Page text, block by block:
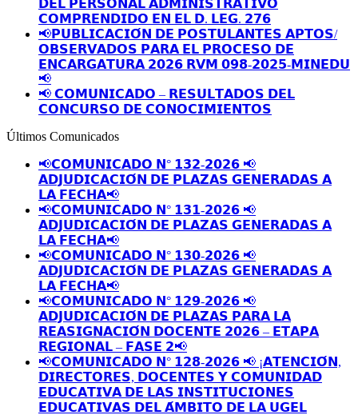
𝗗𝗘𝗟 𝗣𝗘𝗥𝗦𝗢𝗡𝗔𝗟 𝗔𝗗𝗠𝗜𝗡𝗜𝗦𝗧𝗥𝗔𝗧𝗜𝗩𝗢
𝗖𝗢𝗠𝗣𝗥𝗘𝗡𝗗𝗜𝗗𝗢 𝗘𝗡 𝗘𝗟 𝗗. 𝗟𝗘𝗚. 𝟮𝟳𝟲
📢𝗣𝗨𝗕𝗟𝗜𝗖𝗔𝗖𝗜𝗢́𝗡 𝗗𝗘 𝗣𝗢𝗦𝗧𝗨𝗟𝗔𝗡𝗧𝗘𝗦 𝗔𝗣𝗧𝗢𝗦/
𝗢𝗕𝗦𝗘𝗥𝗩𝗔𝗗𝗢𝗦 𝗣𝗔𝗥𝗔 𝗘𝗟 𝗣𝗥𝗢𝗖𝗘𝗦𝗢 𝗗𝗘
𝗘𝗡𝗖𝗔𝗥𝗚𝗔𝗧𝗨𝗥𝗔 𝟮𝟬𝟮𝟲 𝗥𝗩𝗠 𝟬𝟵𝟴-𝟮𝟬𝟮𝟱-𝗠𝗜𝗡𝗘𝗗𝗨
📢
📢 𝗖𝗢𝗠𝗨𝗡𝗜𝗖𝗔𝗗𝗢 – 𝗥𝗘𝗦𝗨𝗟𝗧𝗔𝗗𝗢𝗦 𝗗𝗘𝗟
𝗖𝗢𝗡𝗖𝗨𝗥𝗦𝗢 𝗗𝗘 𝗖𝗢𝗡𝗢𝗖𝗜𝗠𝗜𝗘𝗡𝗧𝗢𝗦
Últimos Comunicados
📢𝗖𝗢𝗠𝗨𝗡𝗜𝗖𝗔𝗗𝗢 𝗡° 𝟭𝟯𝟮-𝟮𝟬𝟮𝟲 📢
𝗔𝗗𝗝𝗨𝗗𝗜𝗖𝗔𝗖𝗜𝗢́𝗡 𝗗𝗘 𝗣𝗟𝗔𝗭𝗔𝗦 𝗚𝗘𝗡𝗘𝗥𝗔𝗗𝗔𝗦 𝗔
𝗟𝗔 𝗙𝗘𝗖𝗛𝗔📢
📢𝗖𝗢𝗠𝗨𝗡𝗜𝗖𝗔𝗗𝗢 𝗡° 𝟭𝟯𝟭-𝟮𝟬𝟮𝟲 📢
𝗔𝗗𝗝𝗨𝗗𝗜𝗖𝗔𝗖𝗜𝗢́𝗡 𝗗𝗘 𝗣𝗟𝗔𝗭𝗔𝗦 𝗚𝗘𝗡𝗘𝗥𝗔𝗗𝗔𝗦 𝗔
𝗟𝗔 𝗙𝗘𝗖𝗛𝗔📢
📢𝗖𝗢𝗠𝗨𝗡𝗜𝗖𝗔𝗗𝗢 𝗡° 𝟭𝟯𝟬-𝟮𝟬𝟮𝟲 📢
𝗔𝗗𝗝𝗨𝗗𝗜𝗖𝗔𝗖𝗜𝗢́𝗡 𝗗𝗘 𝗣𝗟𝗔𝗭𝗔𝗦 𝗚𝗘𝗡𝗘𝗥𝗔𝗗𝗔𝗦 𝗔
𝗟𝗔 𝗙𝗘𝗖𝗛𝗔📢
📢𝗖𝗢𝗠𝗨𝗡𝗜𝗖𝗔𝗗𝗢 𝗡° 𝟭𝟮𝟵-𝟮𝟬𝟮𝟲 📢
𝗔𝗗𝗝𝗨𝗗𝗜𝗖𝗔𝗖𝗜𝗢́𝗡 𝗗𝗘 𝗣𝗟𝗔𝗭𝗔𝗦 𝗣𝗔𝗥𝗔 𝗟𝗔
𝗥𝗘𝗔𝗦𝗜𝗚𝗡𝗔𝗖𝗜𝗢́𝗡 𝗗𝗢𝗖𝗘𝗡𝗧𝗘 𝟮𝟬𝟮𝟲 – 𝗘𝗧𝗔𝗣𝗔
𝗥𝗘𝗚𝗜𝗢𝗡𝗔𝗟 – 𝗙𝗔𝗦𝗘 𝟮📢
📢𝗖𝗢𝗠𝗨𝗡𝗜𝗖𝗔𝗗𝗢 𝗡° 𝟭𝟮𝟴-𝟮𝟬𝟮𝟲 📢 ¡𝗔𝗧𝗘𝗡𝗖𝗜𝗢́𝗡,
𝗗𝗜𝗥𝗘𝗖𝗧𝗢𝗥𝗘𝗦, 𝗗𝗢𝗖𝗘𝗡𝗧𝗘𝗦 𝗬 𝗖𝗢𝗠𝗨𝗡𝗜𝗗𝗔𝗗
𝗘𝗗𝗨𝗖𝗔𝗧𝗜𝗩𝗔 𝗗𝗘 𝗟𝗔𝗦 𝗜𝗡𝗦𝗧𝗜𝗧𝗨𝗖𝗜𝗢𝗡𝗘𝗦
𝗘𝗗𝗨𝗖𝗔𝗧𝗜𝗩𝗔𝗦 𝗗𝗘𝗟 𝗔́𝗠𝗕𝗜𝗧𝗢 𝗗𝗘 𝗟𝗔 𝗨𝗚𝗘𝗟